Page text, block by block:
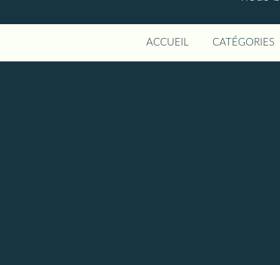
ACCUEIL CATÉGORIES